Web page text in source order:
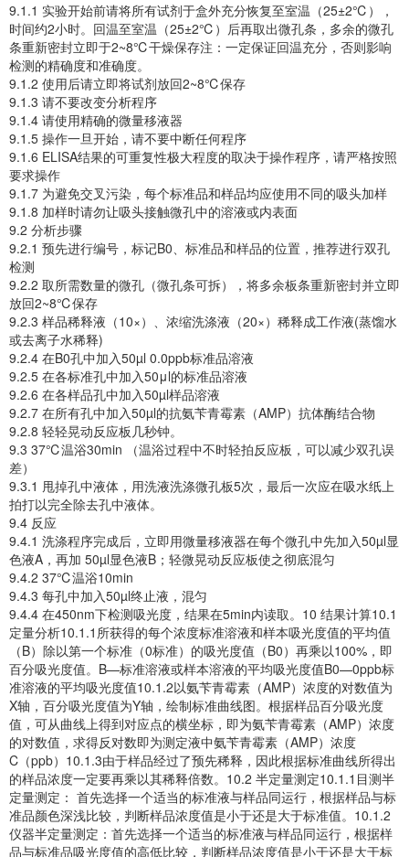
9.1.1 实验开始前请将所有试剂于盒外充分恢复至室温（25±2℃），
时间约2小时。回温至室温（25±2℃）后再取出微孔条，多余的微孔
条重新密封立即于2~8℃干燥保存注：一定保证回温充分，否则影响
检测的精确度和准确度。
9.1.2 使用后请立即将试剂放回2~8℃保存
9.1.3 请不要改变分析程序
9.1.4 请使用精确的微量移液器
9.1.5 操作一旦开始，请不要中断任何程序
9.1.6 ELISA结果的可重复性极大程度的取决于操作程序，请严格按照
要求操作
9.1.7 为避免交叉污染，每个标准品和样品均应使用不同的吸头加样
9.1.8 加样时请勿让吸头接触微孔中的溶液或内表面
9.2 分析步骤
9.2.1 预先进行编号，标记B0、标准品和样品的位置，推荐进行双孔
检测
9.2.2 取所需数量的微孔（微孔条可拆），将多余板条重新密封并立即
放回2~8℃保存
9.2.3 样品稀释液（10×）、浓缩洗涤液（20×）稀释成工作液(蒸馏水
或去离子水稀释)
9.2.4 在B0孔中加入50µl 0.0ppb标准品溶液
9.2.5 在各标准孔中加入50μl的标准品溶液
9.2.6 在各样品孔中加入50µl样品溶液
9.2.7 在所有孔中加入50µl的抗氨苄青霉素（AMP）抗体酶结合物
9.2.8 轻轻晃动反应板几秒钟。
9.3 37℃温浴30min （温浴过程中不时轻拍反应板，可以减少双孔误
差）
9.3.1 甩掉孔中液体，用洗液洗涤微孔板5次，最后一次应在吸水纸上
拍打以完全除去孔中液体。
9.4 反应
9.4.1 洗涤程序完成后，立即用微量移液器在每个微孔中先加入50µl显
色液A，再加 50µl显色液B；轻微晃动反应板使之彻底混匀
9.4.2 37℃温浴10min
9.4.3 每孔中加入50µl终止液，混匀
9.4.4 在450nm下检测吸光度，结果在5min内读取。10 结果计算10.1
定量分析10.1.1所获得的每个浓度标准溶液和样本吸光度值的平均值
（B）除以第一个标准（0标准）的吸光度值（B0）再乘以100%，即
百分吸光度值。B—标准溶液或样本溶液的平均吸光度值B0—0ppb标
准溶液的平均吸光度值10.1.2以氨苄青霉素（AMP）浓度的对数值为
X轴，百分吸光度值为Y轴，绘制标准曲线图。根据样品百分吸光度
值，可从曲线上得到对应点的横坐标，即为氨苄青霉素（AMP）浓度
的对数值，求得反对数即为测定液中氨苄青霉素（AMP）浓度
C（ppb）10.1.3由于样品经过了预先稀释，因此根据标准曲线所得出
的样品浓度一定要再乘以其稀释倍数。10.2 半定量测定10.1.1目测半
定量测定： 首先选择一个适当的标准液与样品同运行，根据样品与标
准品颜色深浅比较，判断样品浓度值是小于还是大于标准值。10.1.2
仪器半定量测定：首先选择一个适当的标准液与样品同运行，根据样
品与标准品吸光度值的高低比较，判断样品浓度值是小于还是大于标